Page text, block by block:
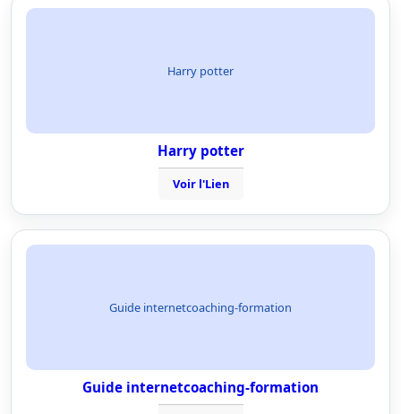
Harry potter
Harry potter
Voir l'Lien
Guide internetcoaching-formation
Guide internetcoaching-formation